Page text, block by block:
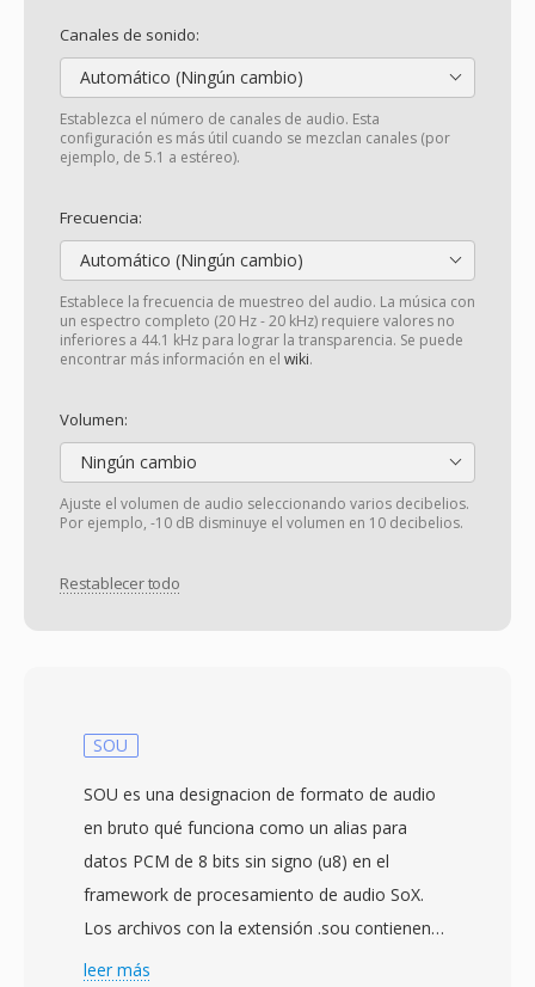
Canales de sonido:
Automático (Ningún cambio)
Establezca el número de canales de audio. Esta
configuración es más útil cuando se mezclan canales (por
ejemplo, de 5.1 a estéreo).
Frecuencia:
Automático (Ningún cambio)
Establece la frecuencia de muestreo del audio. La música con
un espectro completo (20 Hz - 20 kHz) requiere valores no
inferiores a 44.1 kHz para lograr la transparencia. Se puede
encontrar más información en el wiki.
Volumen:
Ningún cambio
Ajuste el volumen de audio seleccionando varios decibelios.
Por ejemplo, -10 dB disminuye el volumen en 10 decibelios.
Restablecer todo
SOU
SOU es una designacion de formato de audio
en bruto qué funciona como un alias para
datos PCM de 8 bits sin signo (u8) en el
framework de procesamiento de audio SoX.
Los archivos con la extensión .sou contienen
muestras de audio sin cabecera y sin
leer más